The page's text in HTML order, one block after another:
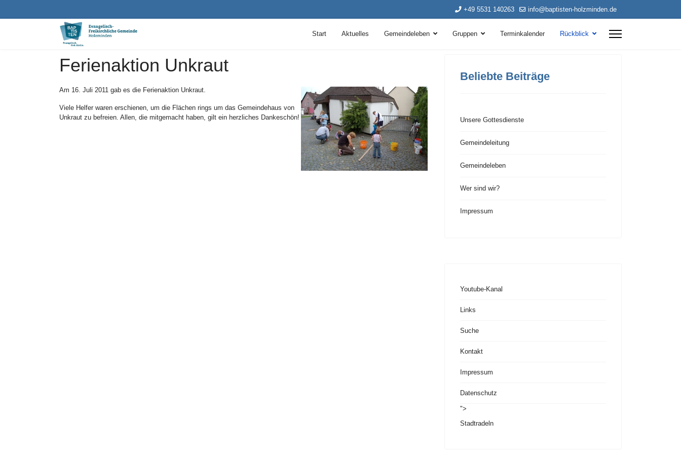
+49 5531 140263 info@baptisten-holzminden.de
Start Aktuelles Gemeindeleben Gruppen Terminkalender Rückblick
Ferienaktion Unkraut
Am 16. Juli 2011 gab es die Ferienaktion Unkraut.
Viele Helfer waren erschienen, um die Flächen rings um das Gemeindehaus von
Unkraut zu befreien. Allen, die mitgemacht haben, gilt ein herzliches Dankeschön!
Beliebte Beiträge
Unsere Gottesdienste
Gemeindeleitung
Gemeindeleben
Wer sind wir?
Impressum
Youtube-Kanal
Links
Suche
Kontakt
Impressum
Datenschutz
">
Stadtradeln